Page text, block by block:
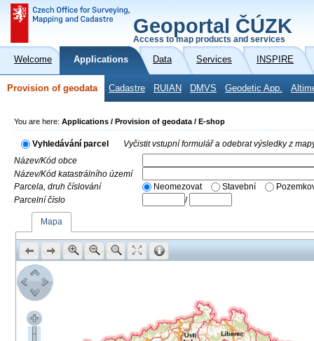
Geoportal ČÚZK
Access to map products and services
Welcome Applications Data Services INSPIRE
Provision of geodata Cadastre RUIAN DMVS Geodetic App.
You are here: Applications / Provision of geodata / E-shop
Vyhledávání parcel
Vyčistit vstupní formulář a odebrat výsledky z
Název/Kód obce
Název/Kód katastrálního území
Parcela, druh číslování
Neomezovat Stavební
Parcelní číslo
/
Mapa